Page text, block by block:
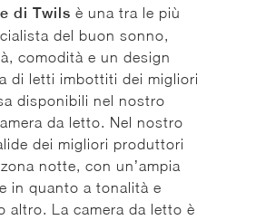
di Twils è una tra le più
del buon sonno,
comodità e un design
di letti imbottiti dei migliori
disponibili nel nostro
da letto. Nel nostro
dei migliori produttori
notte, con un’ampia
in quanto a tonalità e
altro. La camera da letto è